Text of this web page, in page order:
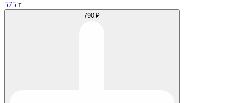
575 г
790 ₽